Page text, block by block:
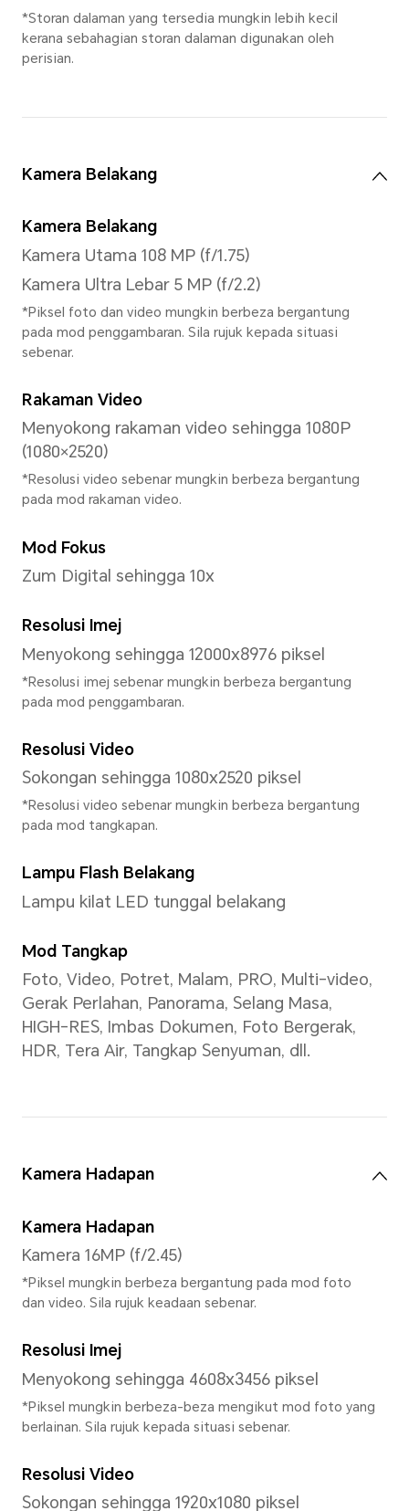
Kecerahan
800 nits (biasa) 2000 nits
(jenis APL)
Kaca Aluminosilikat
Pemproses
Model CPU
MediaTek Dimensity 7100
Jenis CPU
Lapan-teras
Kekerapan Dominan CPU
*Frekuensi sebenar boleh
GPU
G610 MC2
Sistem
Sistem Pengendalian
MagicOS 10 (Berdasarkan
Antara Muka Pengguna